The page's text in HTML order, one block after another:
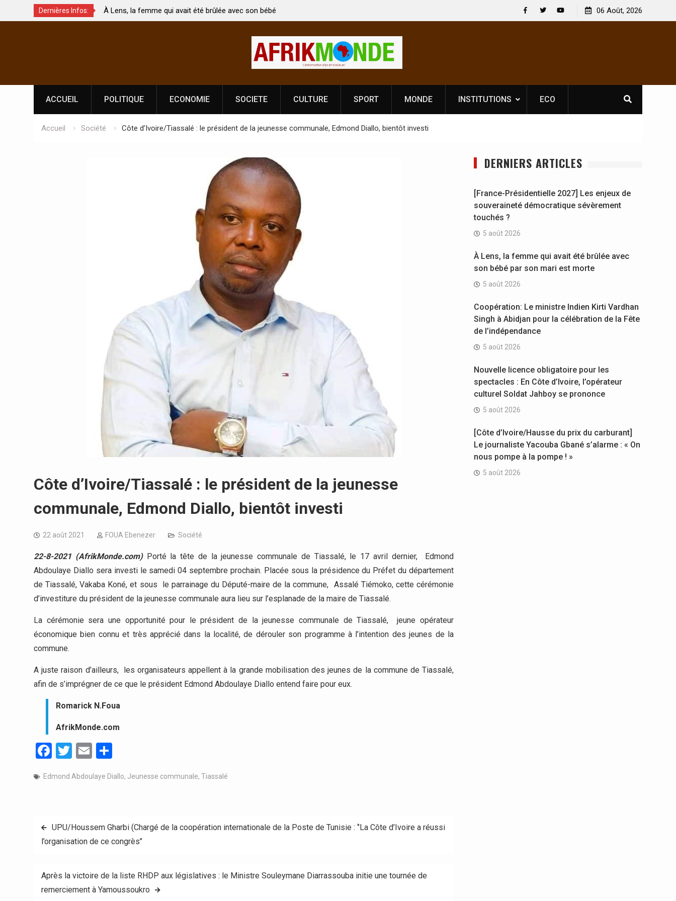
Dernières Infos:
qui avait été brûlée avec son bébé
morte
Coopération: Le ministre Indien Kirti Vardhan Singh à
Abidjan pour la célébration de la Fête de
Côte d’Ivoire, l’opérateur culturel Soldat Jahboy se
prononce
[France-Présidentielle 2027] Les enjeux de
souveraineté démocratique sévèrement
06 Août, 2026
ACCUEIL POLITIQUE ECONOMIE SOCIETE CULTURE SPORT MONDE INSTITUTIONS ECO
Accueil Société Côte d’Ivoire/Tiassalé : le président de la jeunesse communale, Edmond Diallo, bientôt investi
Côte d’Ivoire/Tiassalé : le président de la jeunesse
communale, Edmond Diallo, bientôt investi
22 août 2021 FOUA Ebenezer Société
22-8-2021 (AfrikMonde.com)Porté la tête de la jeunesse communale de Tiassalé, le 17 avril dernier, Edmond
Abdoulaye Diallo sera investi le samedi 04 septembre prochain. Placée sous la présidence du Préfet du département
de Tiassalé, Vakaba Koné, et sous le parrainage du Député-maire de la commune, Assalé Tiémoko, cette cérémonie
d’investiture du président de la jeunesse communale aura lieu sur l’esplanade de la maire de Tiassalé.
La cérémonie sera une opportunité pour le président de la jeunesse communale de Tiassalé, jeune opérateur
économique bien connu et très apprécié dans la localité, de dérouler son programme à l’intention des jeunes de la
commune.
A juste raison d’ailleurs, les organisateurs appellent à la grande mobilisation des jeunes de la commune de Tiassalé,
afin de s’imprégner de ce que le président Edmond Abdoulaye Diallo entend faire pour eux.
Romarick N.Foua
AfrikMonde.com
Facebook
Twitter
Email
Edmond Abdoulaye Diallo, Jeunesse communale, Tiassalé
Navigation
de
l’article
UPU/Houssem Gharbi (Chargé de la coopération internationale de la Poste de Tunisie : ‘’La Côte d’Ivoire a réussi
l’organisation de ce congrès’’
Après la victoire de la liste RHDP aux législatives : le Ministre Souleymane Diarrassouba initie une tournée de
remerciement à Yamoussoukro
DERNIERS ARTICLES
[France-Présidentielle 2027] Les enjeux de
souveraineté démocratique sévèrement
touchés ?
5 août 2026
À Lens, la femme qui avait été brûlée avec
son bébé par son mari est morte
5 août 2026
Coopération: Le ministre Indien Kirti Vardhan
Singh à Abidjan pour la célébration de la Fête
de l’indépendance
5 août 2026
Nouvelle licence obligatoire pour les
spectacles : En Côte d’Ivoire, l’opérateur
culturel Soldat Jahboy se prononce
5 août 2026
[Côte d’Ivoire/Hausse du prix du carburant]
Le journaliste Yacouba Gbané s’alarme : « On
nous pompe à la pompe ! »
5 août 2026